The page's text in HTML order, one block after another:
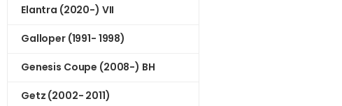
Elantra (2020-) VII
Galloper (1991- 1998)
Genesis Coupe (2008-) BH
Getz (2002- 2011)